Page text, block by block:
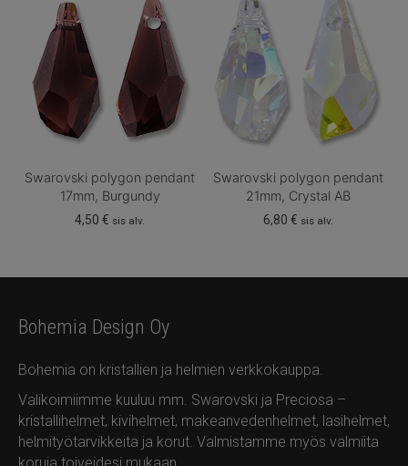
Swarovski polygon pendant
17mm, Burgundy
4,50€ sis alv.
Swarovski polygon pendant
21mm, Crystal AB
6,80 € sis alv.
Bohemia Design Oy
Bohemia on kristallien ja helmien verkkokauppa.
Valikoimiimme kuuluu mm. Swarovski ja Preciosa –
kristallihelmet, kivihelmet, makeanvedenhelmet, lasihelmet,
helmityötarvikkeita ja korut. Valmistamme myös valmiita